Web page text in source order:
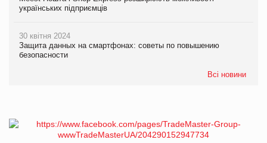
українських підприємців
30 квітня 2024
Защита данных на смартфонах: советы по повышению
безопасности
Всі новини